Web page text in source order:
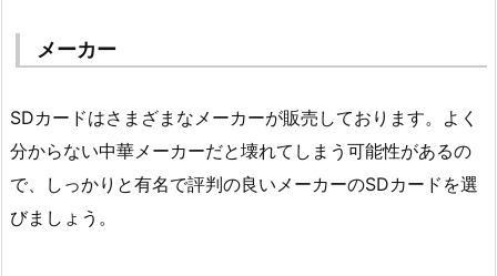
メーカー
SDカードはさまざまなメーカーが販売しております。よく
分からない中華メーカーだと壊れてしまう可能性があるの
で、しっかりと有名で評判の良いメーカーのSDカードを選
びましょう。